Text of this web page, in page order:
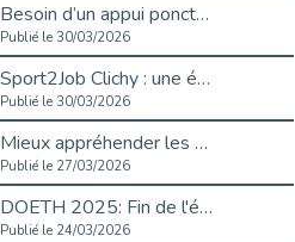
Besoin d’un appui ponctuel expertise handicap ?
Publié le 30/03/2026
Sport2Job Clichy : une édition altoséquanaise avec Cap Emploi 92.
Publié le 30/03/2026
Mieux appréhender les enjeux du handicap singulier en entreprise - vidéo
Publié le 27/03/2026
DOETH 2025: Fin de l'écrêtement
Publié le 24/03/2026